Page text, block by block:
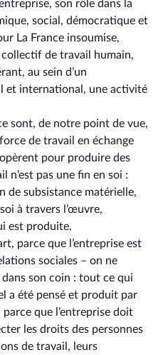
son rôle dans la
social, démocratique et
La France insoumise,
collectif de travail humain,
au sein d’un
et international, une activité
sont, de notre point de vue,
de travail en échange
pour produire des
n’est pas une fin en soi :
de subsistance matérielle,
à travers l’œuvre,
est produite.
parce que l’entreprise est
sociales –⁠ on ne
son coin : tout ce qui
a été pensé et produit par
parce que l’entreprise doit
les droits des personnes
de travail, leurs